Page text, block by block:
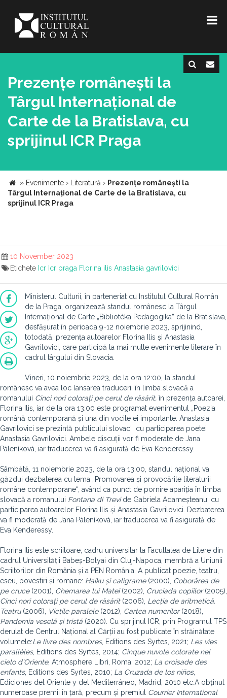
Prezențe românești la
Târgul Internațional de
Carte de la Bratislava, cu
sprijinul ICR Praga
» Evenimente › Literatură › Prezențe românești la
Târgul Internațional de Carte de la Bratislava, cu
sprijinul ICR Praga
10 November 2023
Etichete Icr Icr praga Florina ilis Anastasia gavrilovici
Ministerul Culturii, în parteneriat cu Institutul Cultural Român
de la Praga, organizează standul românesc la Târgul
Internațional de Carte „Bibliotéka Pedagogika” de la Bratislava,
desfășurat în perioada 9-12 noiembrie 2023, sprijinind,
totodată, prezența autoarelor Florina Ilis și Anastasia
Gavrilovici, care participă la mai multe evenimente literare în
cadrul târgului din Slovacia.
Vineri, 10 noiembrie 2023, de la ora 12:00, la standul
românesc va avea loc lansarea traducerii în limba slovacă a
romanului Cinci nori colorați pe cerul de răsărit, în prezența autoarei,
Florina Ilis, iar de la ora 13:00 este programat evenimentul „Poezia
română contemporană și una din vocile ei importante: Anastasia
Gavrilovici se prezintă publicului slovac“, cu participarea poetei
Anastasia Gavrilovici. Ambele discuții vor fi moderate de Jana
Páleníková, iar traducerea va fi asigurată de Eva Kenderessy.
Sâmbătă, 11 noiembrie 2023, de la ora 13:00, standul național va
găzdui dezbaterea cu tema „Promovarea și provocările literaturii
române contemporane“, având ca punct de pornire apariția în limba
slovacă a romanului Fontana di Trevide Gabriela Adameșteanu, cu
participarea autoarelor Florina Ilis și Anastasia Gavrilovici. Dezbaterea
va fi moderată de Jana Páleníková, iar traducerea va fi asigurată de
Eva Kenderessy.
Florina Ilis este scriitoare, cadru universitar la Facultatea de Litere din
cadrul Universității Babeș-Bolyai din Cluj-Napoca, membră a Uniunii
Scriitorilor din România și a PEN România. A publicat poezie, teatru,
eseu, povestiri și romane: Haiku și caligrame(2000), Coborârea de
pe cruce(2001), Chemarea lui Matei(2002), Cruciada copiilor(2005),
Cinci nori colorați pe cerul de răsărit(2006), Lecția de aritmetică.
Teatru(2006), Viețile paralele(2012), Cartea numerilor(2018),
Pandemia veselă și tristă (2020). Cu sprijinul ICR, prin Programul TPS
derulat de Centrul Național al Cărții au fost publicate în străinătate
volumele:Le livre des nombres, Editions des Syrtes, 2021; Les vies
parallèles, Editions des Syrtes, 2014; Cinque nuvole colorate nel
cielo d’Oriente, Atmosphere Libri, Roma, 2012; La croisade des
enfants, Editions des Syrtes, 2010; La Cruzada de los niños,
Ediciones del Oriente y del Mediterráneo, Madrid, 2010 etc.A obținut
numeroase premii în țară, precum și premiul Courrier International